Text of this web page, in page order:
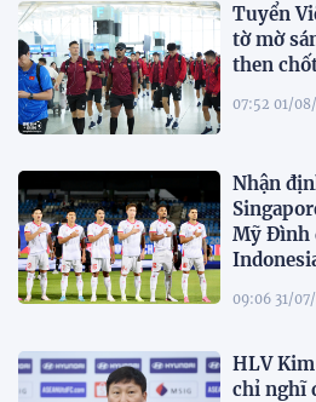
Tuyển
tờ mờ
then
07:52 01/
Nhận
Mỹ Đình
09:06 31/
HLV
chỉ nghĩ